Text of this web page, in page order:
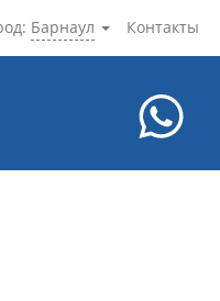
Контакты
Барнаул